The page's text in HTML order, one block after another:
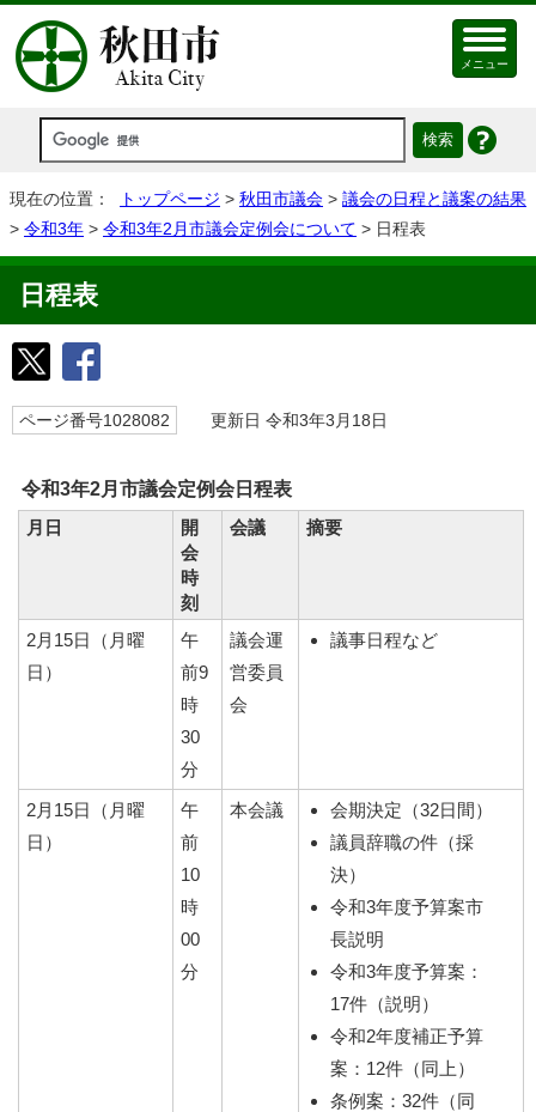
メニュー
現在の位置： トップページ > 秋田市議会 > 議会の日程と議案の結果
> 令和3年 > 令和3年2月市議会定例会について > 日程表
日程表
ページ番号1028082 更新日 令和3年3月18日
令和3年2月市議会定例会日程表
月日
開
会
時
刻
会議 摘要
2月15日（月曜
日）
午
前9
時
30
分
議会運
営委員
会
議事日程など
2月15日（月曜
日）
午
前
10
時
00
分
本会議
会期決定（32日間）
議員辞職の件（採
決）
令和3年度予算案市
長説明
令和3年度予算案：
17件（説明）
令和2年度補正予算
案：12件（同上）
条例案：32件（同